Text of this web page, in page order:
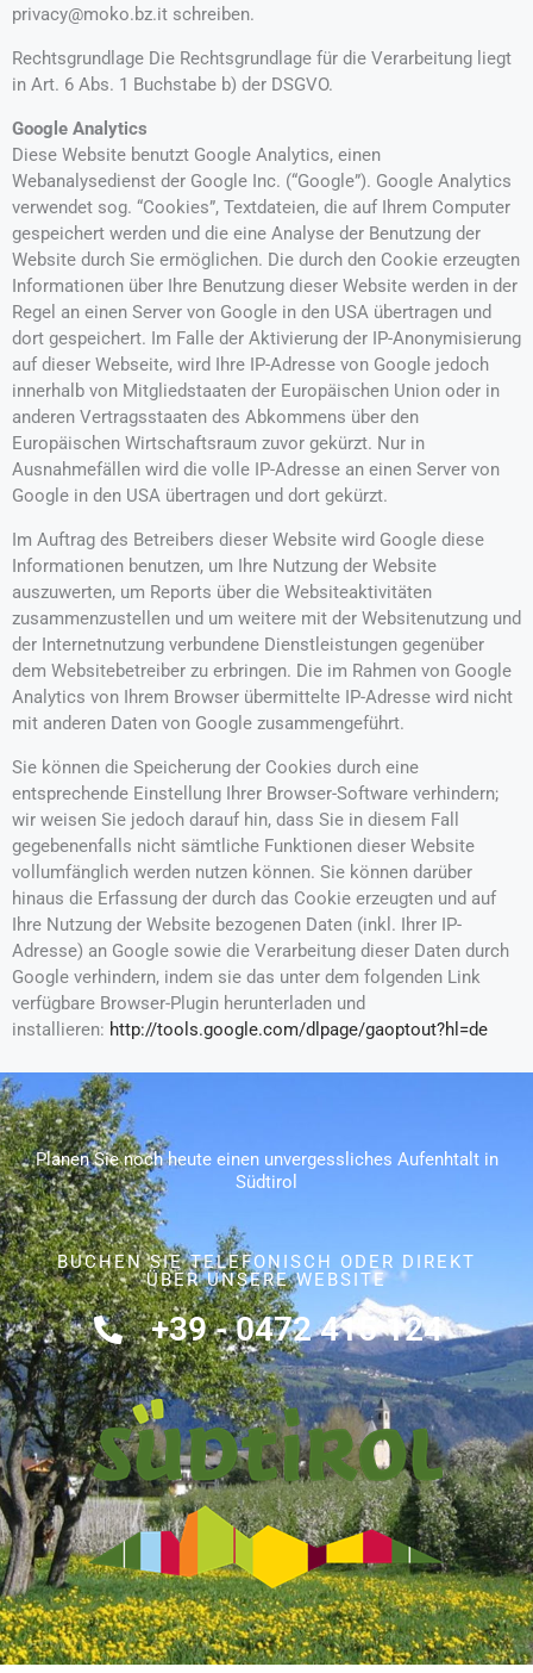
privacy@moko.bz.it schreiben.
Rechtsgrundlage Die Rechtsgrundlage für die Verarbeitung liegt
in Art. 6 Abs. 1 Buchstabe b) der DSGVO.
Google Analytics
Diese Website benutzt Google Analytics, einen
Webanalysedienst der Google Inc. (“Google”). Google Analytics
verwendet sog. “Cookies”, Textdateien, die auf Ihrem Computer
gespeichert werden und die eine Analyse der Benutzung der
Website durch Sie ermöglichen. Die durch den Cookie erzeugten
Informationen über Ihre Benutzung dieser Website werden in der
Regel an einen Server von Google in den USA übertragen und
dort gespeichert. Im Falle der Aktivierung der IP-Anonymisierung
auf dieser Webseite, wird Ihre IP-Adresse von Google jedoch
innerhalb von Mitgliedstaaten der Europäischen Union oder in
anderen Vertragsstaaten des Abkommens über den
Europäischen Wirtschaftsraum zuvor gekürzt. Nur in
Ausnahmefällen wird die volle IP-Adresse an einen Server von
Google in den USA übertragen und dort gekürzt.
Im Auftrag des Betreibers dieser Website wird Google diese
Informationen benutzen, um Ihre Nutzung der Website
auszuwerten, um Reports über die Websiteaktivitäten
zusammenzustellen und um weitere mit der Websitenutzung und
der Internetnutzung verbundene Dienstleistungen gegenüber
dem Websitebetreiber zu erbringen. Die im Rahmen von Google
Analytics von Ihrem Browser übermittelte IP-Adresse wird nicht
mit anderen Daten von Google zusammengeführt.
Sie können die Speicherung der Cookies durch eine
entsprechende Einstellung Ihrer Browser-Software verhindern;
wir weisen Sie jedoch darauf hin, dass Sie in diesem Fall
gegebenenfalls nicht sämtliche Funktionen dieser Website
vollumfänglich werden nutzen können. Sie können darüber
hinaus die Erfassung der durch das Cookie erzeugten und auf
Ihre Nutzung der Website bezogenen Daten (inkl. Ihrer IP-
Adresse) an Google sowie die Verarbeitung dieser Daten durch
Google verhindern, indem sie das unter dem folgenden Link
verfügbare Browser-Plugin herunterladen und
installieren: http://tools.google.com/dlpage/gaoptout?hl=de
Planen Sie noch heute einen unvergessliches Aufenhtalt in
Südtirol
BUCHEN SIE TELEFONISCH ODER DIREKT
ÜBER UNSERE WEBSITE
+39 - 0472 415 124